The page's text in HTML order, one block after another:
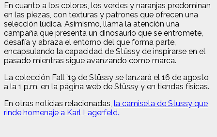
En cuanto a los colores, los verdes y naranjas predominan
en las piezas, con texturas y patrones que ofrecen una
selección lúdica. Asimismo, llama la atención una
campaña que presenta un dinosaurio que se entromete,
desafía y abraza el entorno del que forma parte,
encapsulando la capacidad de Stüssy de inspirarse en el
pasado mientras sigue avanzando como marca.
La colección Fall ’19 de Stüssy se lanzará el 16 de agosto
a la 1 p.m. en la página web de Stüssy y en tiendas físicas.
En otras noticias relacionadas, la camiseta de Stussy que
rinde homenaje a Karl Lagerfeld.